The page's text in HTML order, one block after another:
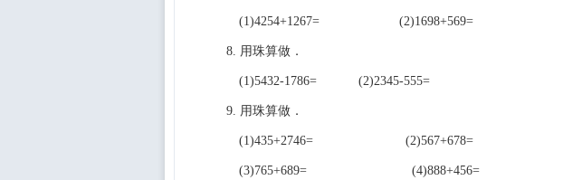
(1)4254+1267= (2)1698+569=
8. 用珠算做．
(1)5432-1786= (2)2345-555=
9. 用珠算做．
(1)435+2746= (2)567+678=
(3)765+689= (4)888+456=